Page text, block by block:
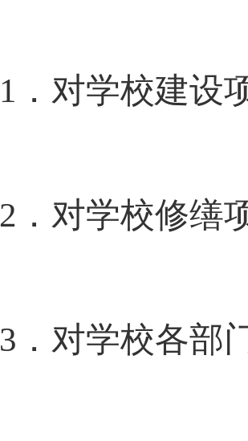
1．对学校建设
2．对学校修缮
3．对学校各部